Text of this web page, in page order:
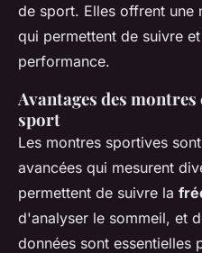
de sport. Elles offrent une
qui permettent de suivre
performance.
Avantages des
sport
Les montres sportives
avancées qui mesurent
permettent de suivre la
d'analyser le sommeil, et
données sont essentielles